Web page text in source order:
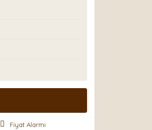
Fiyat Alarmı